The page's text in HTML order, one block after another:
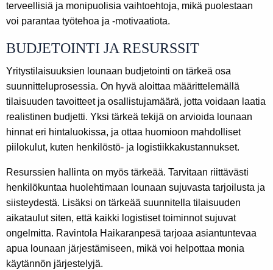
terveellisiä ja monipuolisia vaihtoehtoja, mikä puolestaan
voi parantaa työtehoa ja -motivaatiota.
BUDJETOINTI JA RESURSSIT
Yritystilaisuuksien lounaan budjetointi on tärkeä osa
suunnitteluprosessia. On hyvä aloittaa määrittelemällä
tilaisuuden tavoitteet ja osallistujamäärä, jotta voidaan laatia
realistinen budjetti. Yksi tärkeä tekijä on arvioida lounaan
hinnat eri hintaluokissa, ja ottaa huomioon mahdolliset
piilokulut, kuten henkilöstö- ja logistiikkakustannukset.
Resurssien hallinta on myös tärkeää. Tarvitaan riittävästi
henkilökuntaa huolehtimaan lounaan sujuvasta tarjoilusta ja
siisteydestä. Lisäksi on tärkeää suunnitella tilaisuuden
aikataulut siten, että kaikki logistiset toiminnot sujuvat
ongelmitta. Ravintola Haikaranpesä tarjoaa asiantuntevaa
apua lounaan järjestämiseen, mikä voi helpottaa monia
käytännön järjestelyjä.